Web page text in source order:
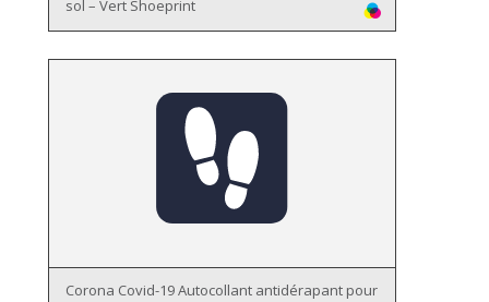
sol – Vert Shoeprint
Corona Covid-19 Autocollant antidérapant pour